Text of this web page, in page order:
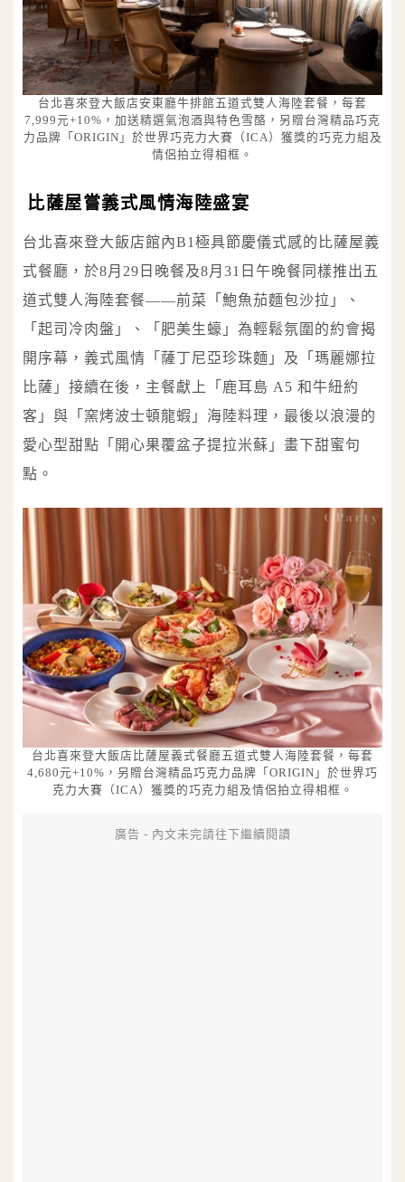
台北喜來登大飯店安東廳牛排館五道式雙人海陸套餐，每套
7,999元+10%，加送精選氣泡酒與特色雪酪，另贈台灣精品巧克
力品牌「ORIGIN」於世界巧克力大賽（ICA）獲獎的巧克力組及
情侶拍立得相框。
比薩屋嘗義式風情海陸盛宴
台北喜來登大飯店館內B1極具節慶儀式感的比薩屋義
式餐廳，於8月29日晚餐及8月31日午晚餐同樣推出五
道式雙人海陸套餐——前菜「鮑魚茄麵包沙拉」、
「起司冷肉盤」、「肥美生蠔」為輕鬆氛圍的約會揭
開序幕，義式風情「薩丁尼亞珍珠麵」及「瑪麗娜拉
比薩」接續在後，主餐獻上「鹿耳島 A5 和牛紐約
客」與「窯烤波士頓龍蝦」海陸料理，最後以浪漫的
愛心型甜點「開心果覆盆子提拉米蘇」畫下甜蜜句
點。
台北喜來登大飯店比薩屋義式餐廳五道式雙人海陸套餐，每套
4,680元+10%，另贈台灣精品巧克力品牌「ORIGIN」於世界巧
克力大賽（ICA）獲獎的巧克力組及情侶拍立得相框。
廣告 - 內文未完請往下繼續閱讀